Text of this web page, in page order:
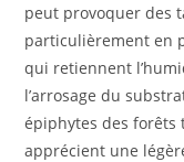
peut provoquer des
particulièrement en
qui retiennent
l’arrosage du
épiphytes des forêts
apprécient une